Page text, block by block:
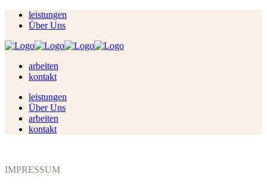
leistungen
Über Uns
arbeiten
kontakt
leistungen
Über Uns
arbeiten
kontakt
IMPRESSUM